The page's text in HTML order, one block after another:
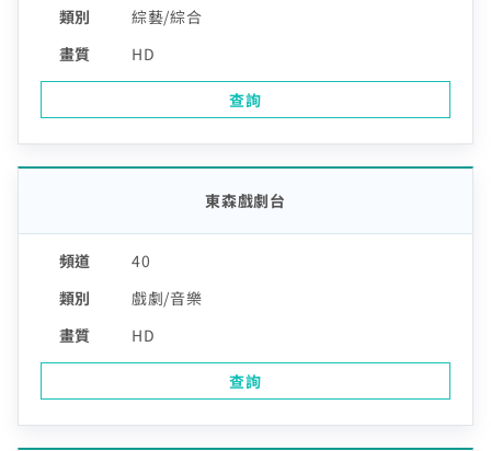
綜藝/綜合
HD
查詢
40
東森戲劇台
戲劇/音樂
HD
查詢